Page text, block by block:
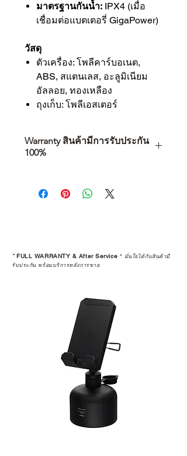
มาตรฐานกันน้ำ: IPX4 (เมื่อ
เชื่อมต่อแบตเตอรี่ GigaPower)
วัสดุ
ตัวเครื่อง: โพลีคาร์บอเนต,
ABS, สแตนเลส, อะลูมิเนียม
อัลลอย, ทองเหลือง
ถุงเก็บ: โพลีเอสเตอร์
Warranty สินค้ามีการรับประกัน
100%
คุณตัดสินใจซื้อ แต่รวมไปถึง
“ประสบการณ์หลังการใช้งาน” ใน
STUDIO และร้านตัวแทนจำหน่ายที่
ได้รับการแต่งตั้งอย่างเป็นทางการ จะ
มาตรฐานของแบรนด์ ไม่ว่าจะ
เป็นการให้คำแนะนำ การดูแลสินค้า
หรือการแก้ไขปัญหาที่อาจเกิดขึ้นใน
ก่อนตัดสินใจซื้อสินค้า เราอยาก
แนะนำให้คุณสอบถามทุกครั้งว่า ร้าน
ค้าที่คุณกำลังเลือกซื้อนั้น มีการรับ
ประกันสินค้าจากตัวแทนจำหน่าย
อย่างเป็นทางการหรือไม่ เพื่อให้คุณ
มั่นใจได้ว่าสินค้าที่ได้รับ จะได้รับการ
*FULL WARRANTY & After Service * มั่นใจได้กับสินค้ามี
รับประกัน พร้อมบริการหลังการขาย